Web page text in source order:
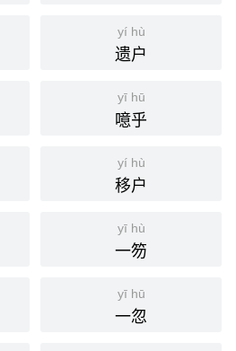
yí hù
遗户
yī hū
噫乎
yí hù
移户
yī hù
一笏
yī hū
一忽